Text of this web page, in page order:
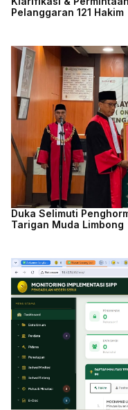
Pelanggaran 121 Hakim
Duka Selimuti
Tarigan Muda Limbong